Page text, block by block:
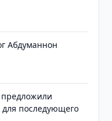
Абдуманнон
для последующего